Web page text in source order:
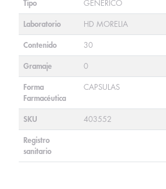
Tipo GENÉRICO
Laboratorio HD MORELIA
Contenido 30
Gramaje 0
Forma
Farmacéutica
CAPSULAS
SKU 403552
Registro
sanitario